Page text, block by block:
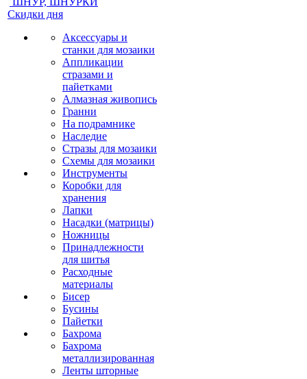
Скидки дня
Аксессуары и
станки для мозаики
Аппликации
стразами и
пайетками
Алмазная живопись
Гранни
На подрамнике
Наследие
Стразы для мозаики
Схемы для мозаики
Инструменты
Коробки для
хранения
Лапки
Насадки (матрицы)
Ножницы
Принадлежности
для шитья
Расходные
материалы
Бисер
Бусины
Пайетки
Бахрома
Бахрома
металлизированная
Ленты шторные